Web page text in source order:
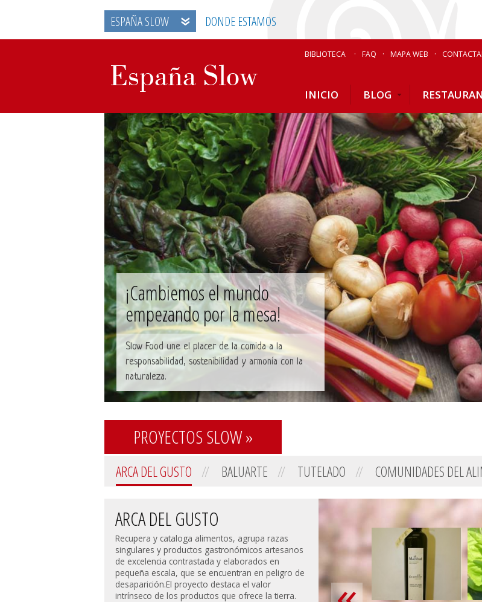
ESPAÑA SLOW DONDE ESTAMOS
BIBLIOTECA FAQ MAPA WEB
INICIO BLOG
¡Cambiemos el mundo
empezando por la mesa!
Slow Food une el placer de la comida a la
responsabilidad, sostenibilidad y armonía con la
naturaleza.
PROYECTOS SLOW »
ARCA DEL GUSTO BALUARTE TUTELADO COMUNIDADES DEL
ARCA DEL GUSTO
Recupera y cataloga alimentos, agrupa razas
singulares y productos gastronómicos artesanos
de excelencia contrastada y elaborados en
pequeña escala, que se encuentran en peligro de
desaparición.El proyecto destaca el valor
intrínseco de los productos que ofrece la tierra.